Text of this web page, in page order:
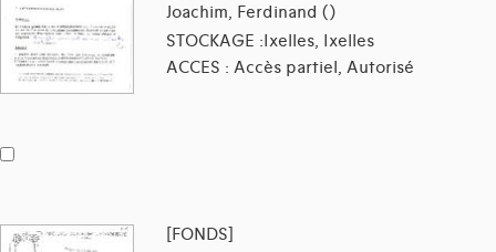
Joachim, Ferdinand ()
STOCKAGE :Ixelles, Ixelles
ACCES : Accès partiel, Autorisé
[FONDS]